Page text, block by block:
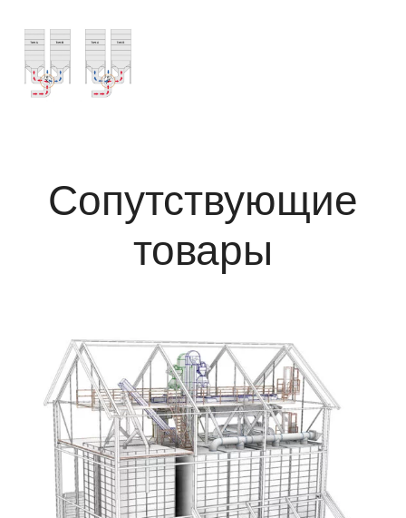
Сопутствующие
товары